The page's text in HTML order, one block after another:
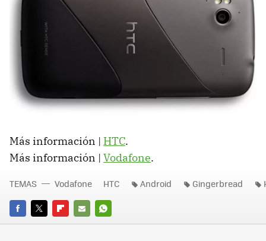
Más información | HTC.
Más información | Vodafone.
FACEBOOK
TWITTERFLIPBOARD
E-
WHATSAPP
TEMAS Vodafone HTC Android Gingerbread